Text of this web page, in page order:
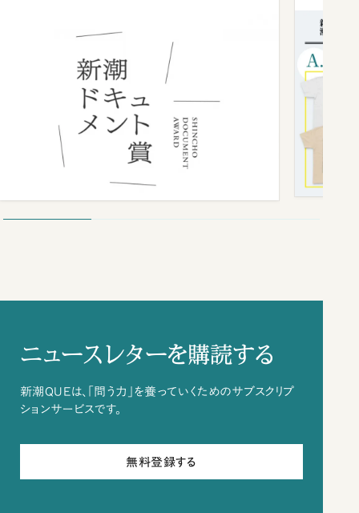
ニュースレターを購読する
新潮QUEは、「問う力」を養っていくためのサブスクリプ
ションサービスです。
無料登録する